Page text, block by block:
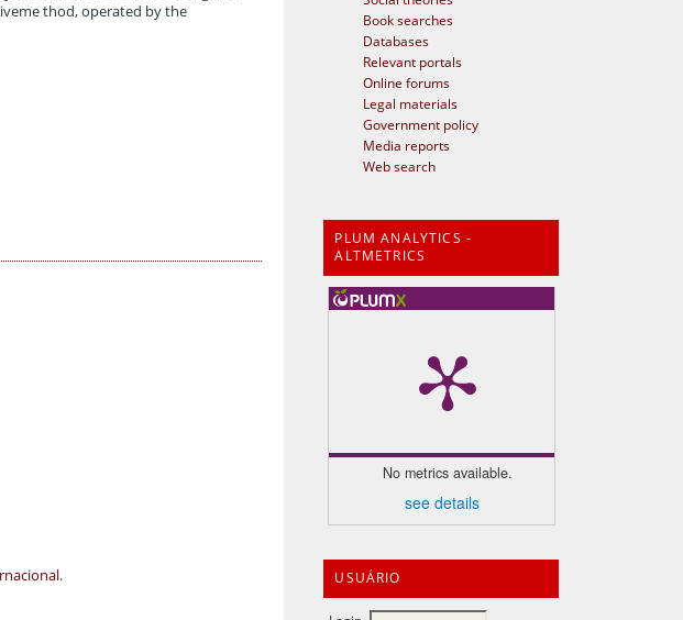
Book searches
Databases
Relevant portals
Online forums
Legal materials
Government policy
Media reports
Web search
PLUM ANALYTICS -
ALTMETRICS
No metrics available.
see details
USUÁRIO
thod, operated by the
.